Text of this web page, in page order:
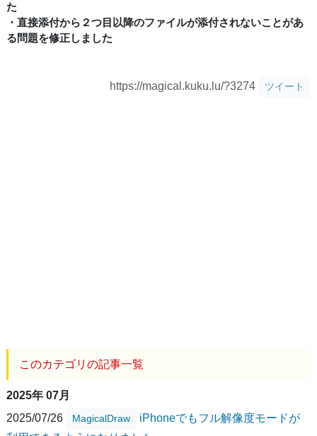
た
・直接添付から２つ目以降のファイルが添付されないことがあ
る問題を修正しました
https://magical.kuku.lu/?3274 ツイート
このカテゴリの記事一覧
2025年 07月
2025/07/26
MagicalDraw
iPhoneでもフル解像度モードが